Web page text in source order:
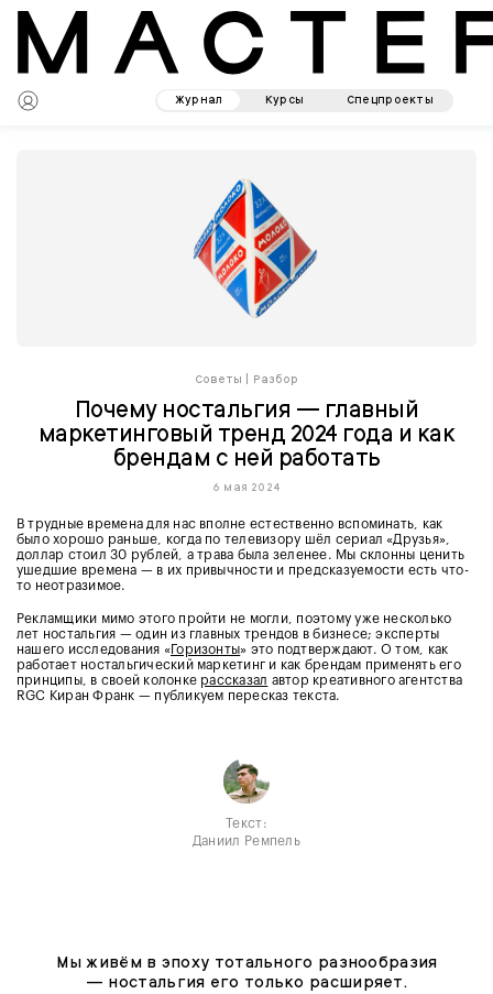
Журнал Курсы Спецпроекты
Советы Разбор
Почему ностальгия — главный
маркетинговый тренд 2024 года и как
брендам с ней работать
6 мая 2024
В трудные времена для нас вполне естественно вспоминать, как
было хорошо раньше, когда по телевизору шёл сериал «Друзья»,
доллар стоил 30 рублей, а трава была зеленее. Мы склонны ценить
ушедшие времена — в их привычности и предсказуемости есть что-
то неотразимое.
Рекламщики мимо этого пройти не могли, поэтому уже несколько
лет ностальгия — один из главных трендов в бизнесе; эксперты
нашего исследования «Горизонты» это подтверждают. О том, как
работает ностальгический маркетинг и как брендам применять его
принципы, в своей колонке рассказал автор креативного агентства
RGC Киран Франк — публикуем пересказ текста.
Текст:
Даниил Ремпель
Мы живём в эпоху тотального разнообразия
— ностальгия его только расширяет.